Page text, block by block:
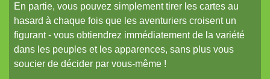
Cartographie historique
Argosia de poche
La Gazette d'Argosia
En partie, vous pouvez simplement tirer les cartes au
hasard à chaque fois que les aventuriers croisent un
figurant - vous obtiendrez immédiatement de la variété
dans les peuples et les apparences, sans plus vous
soucier de décider par vous-même !